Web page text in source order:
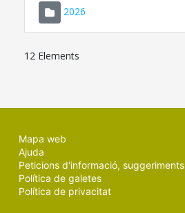
2026
12 Elements
Mapa web
Ajuda
Peticions d'informació,
Política de galetes
Política de privacitat